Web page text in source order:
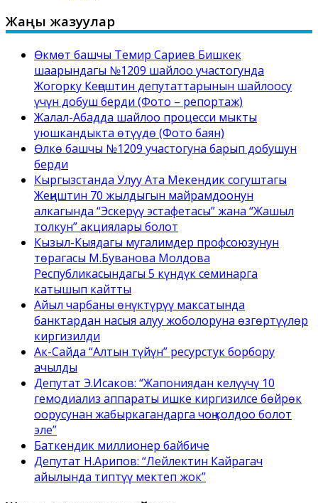
Жаңы жазуулар
Өкмөт башчы Темир Сариев Бишкек
шаарындагы №1209 шайлоо участогунда
Жогорку Кеңештин депутаттарынын шайлоосу
үчүн добуш берди (Фото – репортаж)
Жалал-Абадда шайлоо процесси мыкты
уюшкандыкта өтүүдө (Фото баян)
Өлкө башчы №1209 участогуна барып добушун
берди
Кыргызстанда Улуу Ата Мекендик согуштагы
Жеңиштин 70 жылдыгын майрамдоонун
алкагында “Эскерүү эстафетасы” жана “Жашыл
толкун” акциялары болот
Кызыл-Кыядагы мугалимдер профсоюзунун
төрагасы М.Буванова Молдова
Республикасындагы 5 күндүк семинарга
катышып кайтты
Айыл чарбаны өнүктүрүү максатында
банктардан насыя алуу жоболоруна өзгөртүүлөр
киргизилди
Ак-Сайда “Алтын түйүн” ресурстук борбору
ачылды
Депутат Э.Исаков: “Жапониядан келүүчү 10
гемодиализ аппараты ишке киргизилсе бөйрөк
оорусунан жабыркагандарга чоң колдоо болот
эле”
Баткендик миллионер байбиче
Депутат Н.Арипов: “Лейлектин Кайрагач
айылында типтүү мектеп жок”